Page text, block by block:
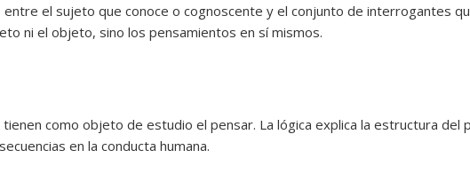
entre el sujeto que conoce o cognoscente y el conjunto de interrogantes
ni el objeto, sino los pensamientos en sí mismos.
como objeto de estudio el pensar. La lógica explica la estructura del
en la conducta humana.